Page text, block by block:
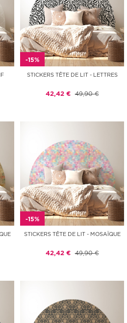
-15%
STICKERS TÊTE DE LIT - LETTRES
42,42 € 49,90 €
-15%
STICKERS TÊTE DE LIT - MOSAÏQUE
42,42 € 49,90 €